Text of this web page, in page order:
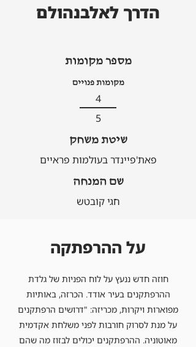
הדרך לאלבנהולם
מספר מקומות
מקומות פנויים
4
5
שיטת משחק
פאת'פיינדר בעולמות פראיים
שם המנחה
חגי קובטש
על ההרפתקה
חוזה חדש ננעץ על לוח הפניות של גלדת
ההרפתקנים בעיר אודד. הכרזה, באותיות
מפוארות ויקרות, מכריזה: "דרושים הרפתקנים
על מנת לסרוק חורבות לפני משלחת אקדמית
מאוטוניה. ההרפתקנים יכולים לבזוז מה שהם